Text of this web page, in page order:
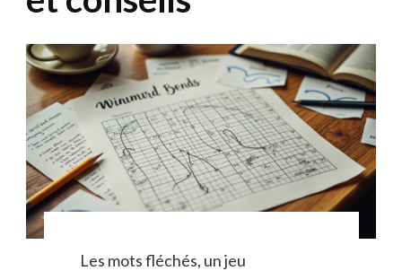
Les mots fléchés, un jeu